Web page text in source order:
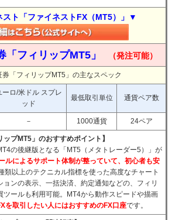
ト「ファイネストFX（MT5）」▼
「フィリップMT5」 （発注可能）
券「フィリップMT5」の主なスペック
ーロ/米ドル スプレ
ッド
最低取引単位 通貨ペア数
－ 1000通貨 24ペア
ップMT5」のおすすめポイント】
の後継版となる「MT5（メタトレーダー5）」が
ルによるサポート体制が整っていて、初心者も安
類以上のテクニカル指標を使った高度なチャート
ンの表示、一括決済、約定通知などの、フィリ
ツールも利用可能。MT4から動作スピードや描画
を取引したい人にはおすすめのFX口座です。